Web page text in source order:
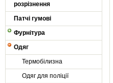
розрізнення
Патчі гумові
Фурнітура
Одяг
Термобілизна
Одяг для поліції